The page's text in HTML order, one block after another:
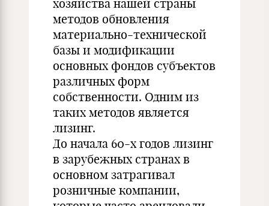
хозяйства нашей страны
методов обновления
материально-технической
базы и модификации
основных фондов субъектов
различных форм
собственности. Одним из
таких методов является
лизинг.
До начала 60-х годов лизинг
в зарубежных странах в
основном затрагивал
розничные компании,